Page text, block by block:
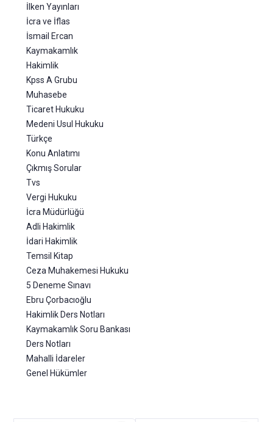
İlken Yayınları
İcra ve İflas
İsmail Ercan
Kaymakamlık
Hakimlik
Kpss A Grubu
Muhasebe
Ticaret Hukuku
Medeni Usul Hukuku
Türkçe
Konu Anlatımı
Çıkmış Sorular
Tvs
Vergi Hukuku
İcra Müdürlüğü
Adli Hakimlik
İdari Hakimlik
Temsil Kitap
Ceza Muhakemesi Hukuku
5 Deneme Sınavı
Ebru Çorbacıoğlu
Hakimlik Ders Notları
Kaymakamlık Soru Bankası
Ders Notları
Mahalli İdareler
Genel Hükümler